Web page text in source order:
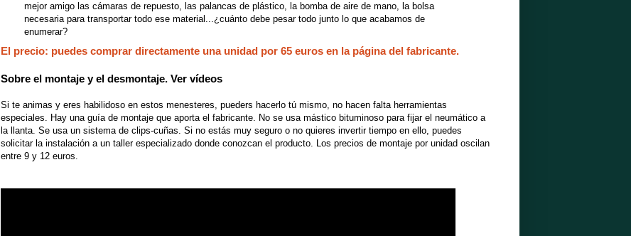
mejor amigo las cámaras de repuesto, las palancas de plástico, la bomba de aire de mano, la bolsa
necesaria para transportar todo ese material...¿cuánto debe pesar todo junto lo que acabamos de
enumerar?
El precio: puedes comprar directamente una unidad por 65 euros en la página del fabricante.
Sobre el montaje y el desmontaje. Ver vídeos
Si te animas y eres habilidoso en estos menesteres, pueders hacerlo tú mismo, no hacen falta herramientas
especiales. Hay una guía de montaje que aporta el fabricante. No se usa mástico bituminoso para fijar el neumático a
la llanta. Se usa un sistema de clips-cuñas. Si no estás muy seguro o no quieres invertir tiempo en ello, puedes
solicitar la instalación a un taller especializado donde conozcan el producto. Los precios de montaje por unidad oscilan
entre 9 y 12 euros.